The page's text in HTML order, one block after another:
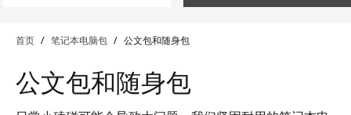
首页 / 笔记本电脑包 / 公文包和随身包
公文包和随身包